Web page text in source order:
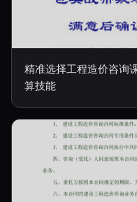
精准选择工程造价咨询
算技能